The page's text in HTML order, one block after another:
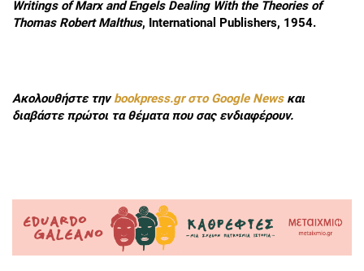
Writings of Marx and Engels Dealing With the Theories of
Thomas Robert Malthus, International Publishers, 1954.
Ακολουθήστε τηνbookpress.gr στο Google Newsκαι
διαβάστε πρώτοι τα θέματα που σας ενδιαφέρουν.